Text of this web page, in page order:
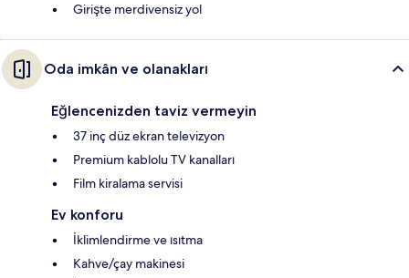
Girişte merdivensiz yol
Oda imkân ve olanakları
Eğlencenizden taviz vermeyin
37 inç düz ekran televizyon
Premium kablolu TV kanalları
Film kiralama servisi
Ev konforu
İklimlendirme ve ısıtma
Kahve/çay makinesi